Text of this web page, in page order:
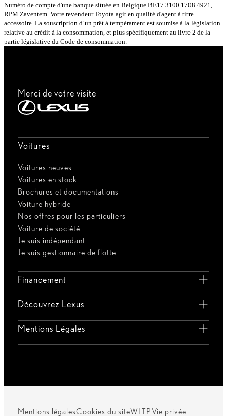
Numéro de compte d'une banque située en Belgique BE17 3100 1708 4921,
RPM Zaventem. Votre revendeur Toyota agit en qualité d'agent à titre
accessoire. La souscription d’un prêt à tempérament est soumise à la législation
relative au crédit à la consommation, et plus spécifiquement au livre 2 de la
partie législative du Code de consommation.
Merci de votre visite
Voitures
Voitures neuves
Voitures en stock
Brochures et documentations
Voiture hybride
Nos offres pour les particuliers
Voiture de société
Je suis indépendant
Je suis gestionnaire de flotte
Financement
Découvrez Lexus
Mentions Légales
Mentions légalesCookies du siteWLTPVie privée